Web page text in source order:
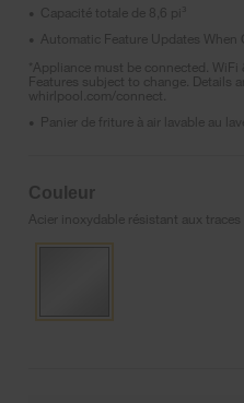
• Capacité totale de 8,6 pi³
•
Automatic Feature Updates When
*Appliance must be connected. WiFi
Features subject to change. Details
whirlpool.com/connect.
• Panier de friture à air lavable au
Couleur
Acier inoxydable résistant aux traces